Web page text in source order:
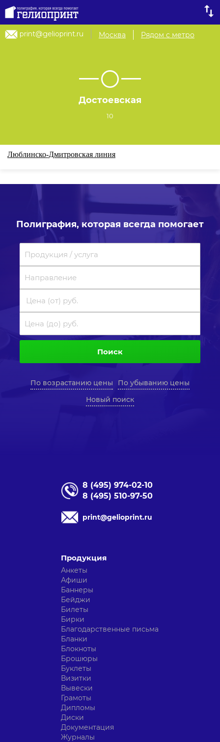
print@gelioprint.ru Москва Рядом с метро
Достоевская
10
Люблинско-Дмитровская линия
Полиграфия, которая всегда помогает
Поиск
По возрастанию цены
По убыванию цены
Новый поиск
8 (495) 974-02-10
8 (495) 510-97-50
print@gelioprint.ru
Продукция
Анкеты
Афиши
Баннеры
Бейджи
Билеты
Бирки
Благодарственные письма
Бланки
Блокноты
Брошюры
Буклеты
Визитки
Вывески
Грамоты
Дипломы
Диски
Документация
Журналы